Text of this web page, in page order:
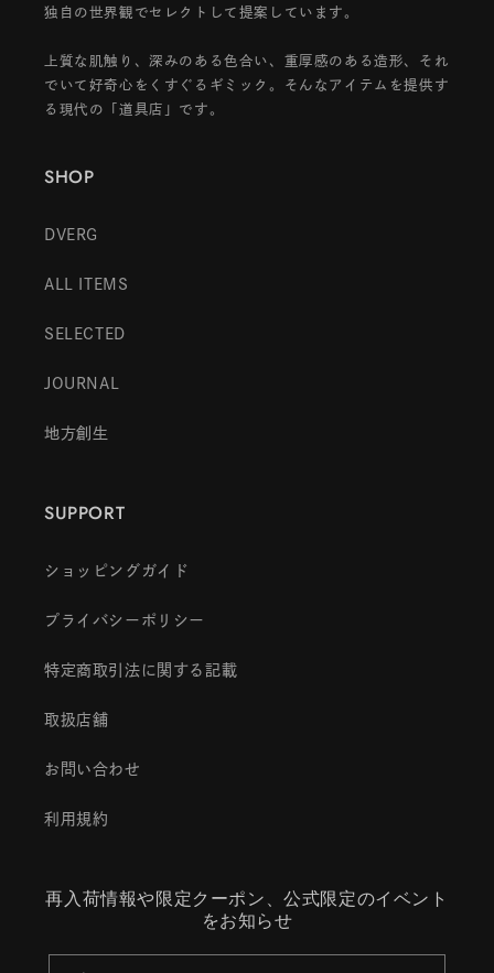
独自の世界観でセレクトして提案しています。
上質な肌触り、深みのある色合い、重厚感のある造形、それ
でいて好奇心をくすぐるギミック。そんなアイテムを提供す
る現代の「道具店」です。
SHOP
DVERG
ALL ITEMS
SELECTED
JOURNAL
地方創生
SUPPORT
ショッピングガイド
プライバシーポリシー
特定商取引法に関する記載
取扱店舗
お問い合わせ
利用規約
再入荷情報や限定クーポン、公式限定のイベント
をお知らせ